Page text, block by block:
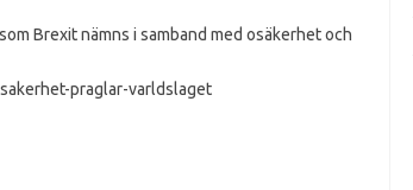
Brexit nämns i samband med osäkerhet och
praglar-varldslaget